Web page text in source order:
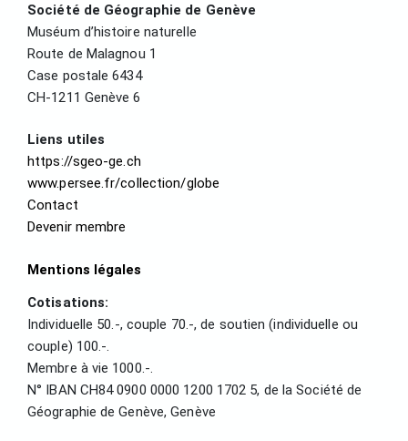
Société de Géographie de Genève
Muséum d’histoire naturelle
Route de Malagnou 1
Case postale 6434
CH-1211 Genève 6
Liens utiles
https://sgeo-ge.ch
www.persee.fr/collection/globe
Contact
Devenir membre
Mentions légales
Cotisations:
Individuelle 50.-, couple 70.-, de soutien (individuelle ou
couple) 100.-.
Membre à vie 1000.-.
N° IBAN CH84 0900 0000 1200 1702 5, de la Société de
Géographie de Genève, Genève